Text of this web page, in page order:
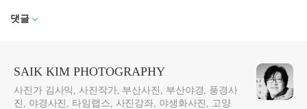
댓글
SAIK KIM PHOTOGRAPHY
사진가 김사익, 사진작가, 부산사진, 부산야경, 풍경사
진, 야경사진, 타임랩스, 사진강좌, 야생화사진, 고양